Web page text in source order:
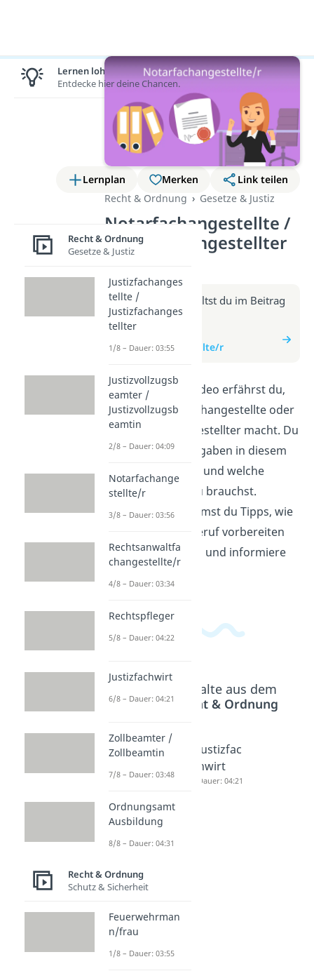
Lernplan Merken
Link teilen
Recht & Ordnung
Gesetze & Justiz
Notarfachangestellte /
Notarfachangestellter
(Video)
Weitere Infos erhältst du im Beitrag
zum Video
zum Beitrag:
Notarfachangestellte/r
In diesem Erklärvideo erfährst du,
was eine Notarfachangestellte oder
ein Notarfachangestellter macht. Du
lernst, welche Aufgaben in diesem
Beruf wichtig sind und welche
Qualifikationen du brauchst.
Außerdem bekommst du Tipps, wie
du dich auf den Beruf vorbereiten
kannst. Schau rein und informiere
Beliebte Inhalte aus dem
Bereich Recht & Ordnung
Rechtsa
hangest
ellte/r
Dauer: 03:34
Rechtsp
Dauer: 04:22
Justizfac
hwirt
Dauer: 04:21
Lernen lohnt sich!
Entdecke hier deine Chancen.
Recht & Ordnung
Gesetze & Justiz
Justizfachanges
tellte /
Justizfachanges
tellter
1/8 – Dauer: 03:55
Justizvollzugsb
eamter /
Justizvollzugsb
eamtin
2/8 – Dauer: 04:09
Notarfachange
stellte/r
3/8 – Dauer: 03:56
Rechtsanwaltfa
changestellte/r
4/8 – Dauer: 03:34
Rechtspfleger
5/8 – Dauer: 04:22
Justizfachwirt
6/8 – Dauer: 04:21
Zollbeamter /
Zollbeamtin
7/8 – Dauer: 03:48
Ordnungsamt
Ausbildung
8/8 – Dauer: 04:31
Recht & Ordnung
Schutz & Sicherheit
Feuerwehrman
n/frau
1/8 – Dauer: 03:55